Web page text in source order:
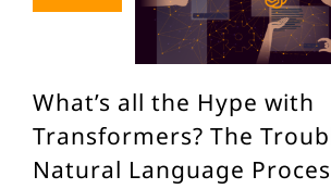
What’s all the Hype with
Transformers? The
Natural Language